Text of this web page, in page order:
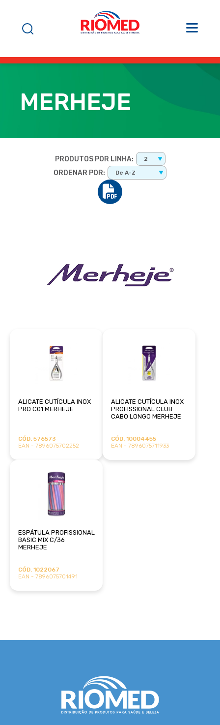
MERHEJE
PRODUTOS POR LINHA: 2
ORDENAR POR: De A-Z
ALICATE CUTÍCULA INOX
PRO C01 MERHEJE
CÓD. 576573
EAN - 7896075702252
ALICATE CUTÍCULA INOX
PROFISSIONAL CLUB
CABO LONGO MERHEJE
CÓD. 10004455
EAN - 7896075711933
ESPÁTULA PROFISSIONAL
BASIC MIX C/36
MERHEJE
CÓD. 1022067
EAN - 7896075701491